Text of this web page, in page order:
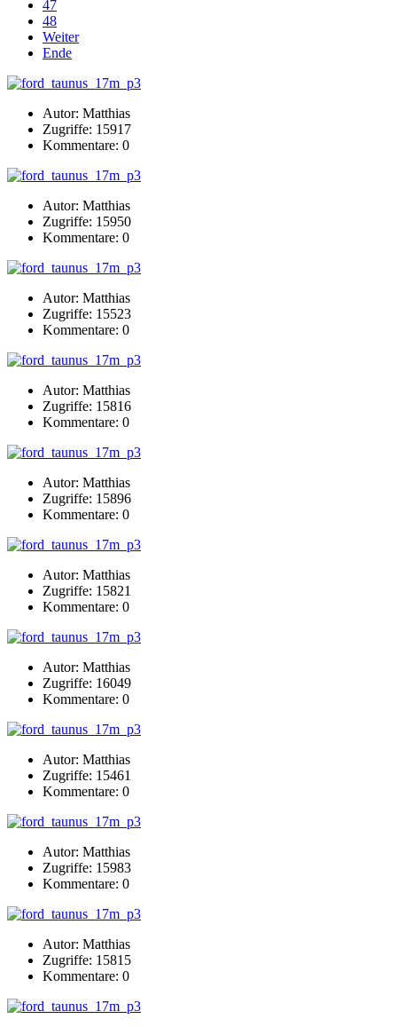
47
48
Weiter
Ende
Autor: Matthias
Zugriffe: 15917
Kommentare: 0
Autor: Matthias
Zugriffe: 15950
Kommentare: 0
Autor: Matthias
Zugriffe: 15523
Kommentare: 0
Autor: Matthias
Zugriffe: 15816
Kommentare: 0
Autor: Matthias
Zugriffe: 15896
Kommentare: 0
Autor: Matthias
Zugriffe: 15821
Kommentare: 0
Autor: Matthias
Zugriffe: 16049
Kommentare: 0
Autor: Matthias
Zugriffe: 15461
Kommentare: 0
Autor: Matthias
Zugriffe: 15983
Kommentare: 0
Autor: Matthias
Zugriffe: 15815
Kommentare: 0